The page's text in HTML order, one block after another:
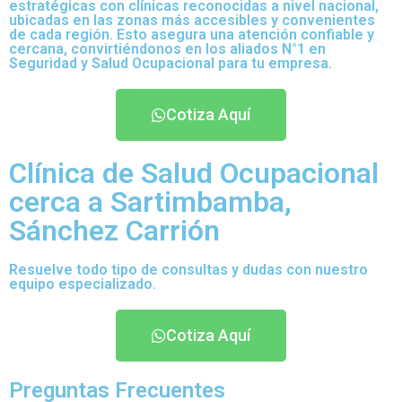
estratégicas con clínicas reconocidas a nivel nacional,
ubicadas en las zonas más accesibles y convenientes
de cada región. Esto asegura una atención confiable y
cercana, convirtiéndonos en los aliados N°1 en
Seguridad y Salud Ocupacional para tu empresa.
Cotiza Aquí
Clínica de Salud Ocupacional
cerca a Sartimbamba,
Sánchez Carrión
Resuelve todo tipo de consultas y dudas con nuestro
equipo especializado.
Cotiza Aquí
Preguntas Frecuentes